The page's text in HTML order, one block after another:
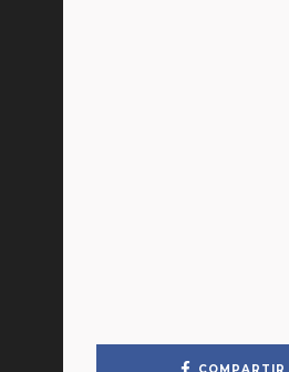
COMPARTIR